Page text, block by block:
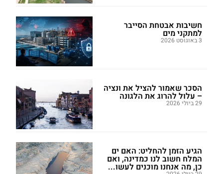
חשיבות אבטחת הסייבר
למתקני מים
3 באוגוסט 2026
הסכר שאמור להציל את ונציה
– עלול להרוג את הלגונה
29 ביולי 2026
הגיע הזמן להחליט: האם ים
המלח חשוב לנו כמדינה, ואם
כן, מה אנחנו מוכנים לעשו...